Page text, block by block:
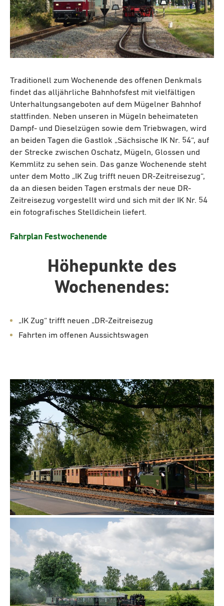
Traditionell zum Wochenende des offenen Denkmals
findet das alljährliche Bahnhofsfest mit vielfältigen
Unterhaltungsangeboten auf dem Mügelner Bahnhof
stattfinden. Neben unseren in Mügeln beheimateten
Dampf- und Dieselzügen sowie dem Triebwagen, wird
an beiden Tagen die Gastlok „Sächsische IK Nr. 54“, auf
der Strecke zwischen Oschatz, Mügeln, Glossen und
Kemmlitz zu sehen sein. Das ganze Wochenende steht
unter dem Motto „IK Zug trifft neuen DR-Zeitreisezug“,
da an diesen beiden Tagen erstmals der neue DR-
Zeitreisezug vorgestellt wird und sich mit der IK Nr. 54
ein fotografisches Stelldichein liefert.
Fahrplan Festwochenende
Höhepunkte des
Wochenendes:
„IK Zug“ trifft neuen „DR-Zeitreisezug
Fahrten im offenen Aussichtswagen